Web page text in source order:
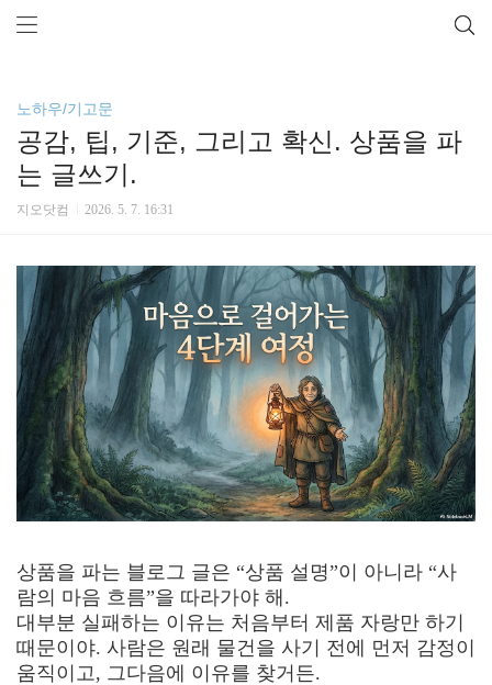
노하우/기고문
공감, 팁, 기준, 그리고 확신. 상품을 파
는 글쓰기.
지오닷컴 2026. 5. 7. 16:31
상품을 파는 블로그 글은 “상품 설명”이 아니라 “사
람의 마음 흐름”을 따라가야 해.
대부분 실패하는 이유는 처음부터 제품 자랑만 하기
때문이야. 사람은 원래 물건을 사기 전에 먼저 감정이
움직이고, 그다음에 이유를 찾거든.